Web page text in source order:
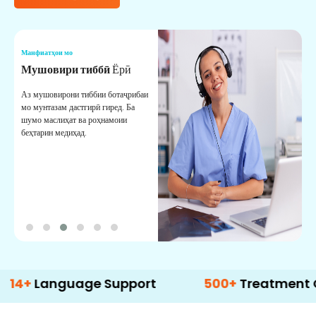
Манфиатҳои мо
Мушовири тиббӣЁрӣ
Аз мушовирони тиббии ботаҷрибаи
мо мунтазам дастгирӣ гиред. Ба
шумо маслиҳат ва роҳнамоии
беҳтарин медиҳад.
Support 500+ Treatment Options